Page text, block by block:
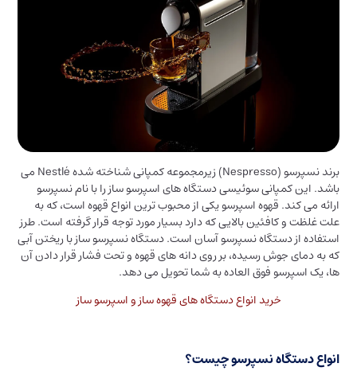
برند نسپرسو (Nespresso) زیرمجموعه کمپانی شناخته شده Nestlé می
باشد. این کمپانی سوئیسی دستگاه های اسپرسو ساز را با نام نسپرسو
ارائه می کند. قهوه اسپرسو یکی از محبوب ترین انواع قهوه است، که به
علت غلظت و کافئین بالایی که دارد بسیار مورد توجه قرار گرفته است. طرز
استفاده از دستگاه نسپرسو آسان است. دستگاه نسپرسو ساز با ریختن آبی
که به دمای جوش رسیده، بر روی دانه های قهوه و تحت فشار قرار دادن آن
ها، یک اسپرسو فوق العاده به شما تحویل می دهد.
خرید انواع دستگاه های قهوه ساز و اسپرسو ساز
انواع دستگاه نسپرسو چیست؟